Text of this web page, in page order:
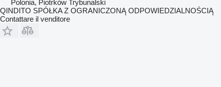
Polonia, Piotrków Trybunalski
QINDITO SPÓŁKA Z OGRANICZONĄ ODPOWIEDZIALNOŚCIĄ
Contattare il venditore